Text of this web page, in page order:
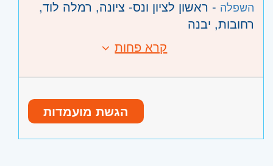
השפלה - ראשון לציון ונס- ציונה, רמלה לוד,
רחובות, יבנה
קרא פחות
הגשת מועמדות